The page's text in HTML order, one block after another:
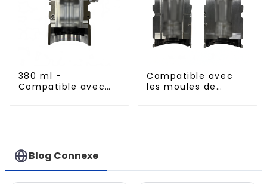
380 ml -
Compatible avec
Compatible avec
les moules de
Blog Connexe